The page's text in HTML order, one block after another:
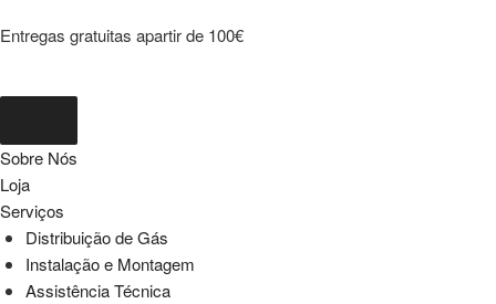
Entregas gratuitas apartir de 100€
Sobre Nós
Loja
Serviços
Distribuição de Gás
Instalação e Montagem
Assistência Técnica